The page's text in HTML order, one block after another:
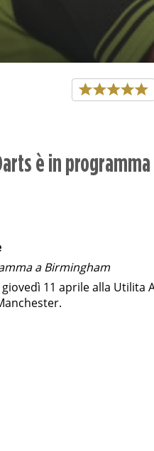
è in programma
a Birmingham
11 aprile alla Utilita